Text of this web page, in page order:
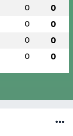
0 0
0 0
0 0
0 0